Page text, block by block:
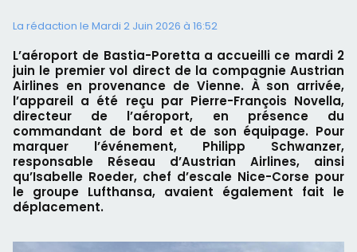
La rédaction le Mardi 2 Juin 2026 à 16:52
L’aéroport de Bastia-Poretta a accueilli ce mardi 2
juin le premier vol direct de la compagnie Austrian
Airlines en provenance de Vienne. À son arrivée,
l’appareil a été reçu par Pierre-François Novella,
directeur de l’aéroport, en présence du
commandant de bord et de son équipage. Pour
marquer l’événement, Philipp Schwanzer,
responsable Réseau d’Austrian Airlines, ainsi
qu’Isabelle Roeder, chef d’escale Nice-Corse pour
le groupe Lufthansa, avaient également fait le
déplacement.